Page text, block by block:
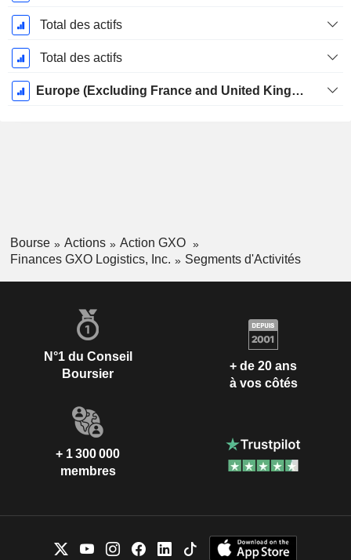
Total des actifs
Total des actifs
Europe (Excluding France and United Kingdom)
Bourse Actions
Action GXO
Finances GXO Logistics, Inc.
Segments d'Activités
N°1 du Conseil
Boursier
+ de 20 ans
à vos côtés
+ 1 300 000
membres